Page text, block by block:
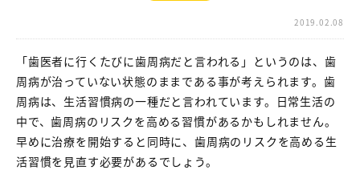
2019.02.08
「歯医者に行くたびに歯周病だと言われる」というのは、歯
周病が治っていない状態のままである事が考えられます。歯
周病は、生活習慣病の一種だと言われています。日常生活の
中で、歯周病のリスクを高める習慣があるかもしれません。
早めに治療を開始すると同時に、歯周病のリスクを高める生
活習慣を見直す必要があるでしょう。